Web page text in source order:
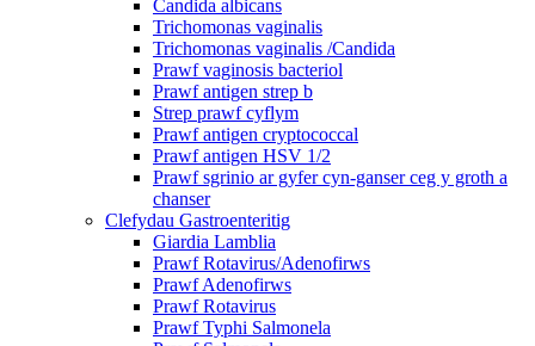
Candida albicans
Trichomonas vaginalis
Trichomonas vaginalis /Candida
Prawf vaginosis bacteriol
Prawf antigen strep b
Strep prawf cyflym
Prawf antigen cryptococcal
Prawf antigen HSV 1/2
Prawf sgrinio ar gyfer cyn-ganser ceg y groth a
chanser
Clefydau Gastroenteritig
Giardia Lamblia
Prawf Rotavirus/Adenofirws
Prawf Adenofirws
Prawf Rotavirus
Prawf Typhi Salmonela